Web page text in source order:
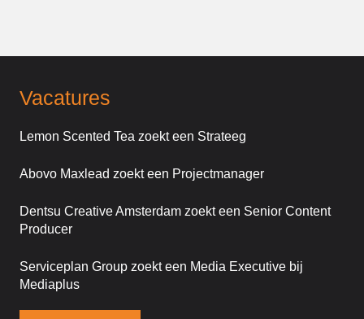
Vacatures
Lemon Scented Tea zoekt een Strateeg
Abovo Maxlead zoekt een Projectmanager
Dentsu Creative Amsterdam zoekt een Senior Content
Producer
Serviceplan Group zoekt een Media Executive bij
Mediaplus